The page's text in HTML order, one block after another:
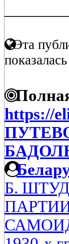
Эта
https://
Б.